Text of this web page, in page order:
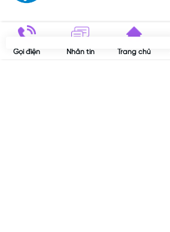
Gọi điện Nhắn tin Trang chủ